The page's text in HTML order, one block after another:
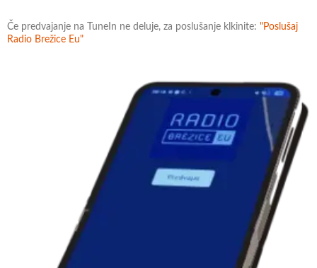
Če predvajanje na TuneIn ne deluje, za poslušanje klkinite: "Poslušaj
Radio Brežice Eu"